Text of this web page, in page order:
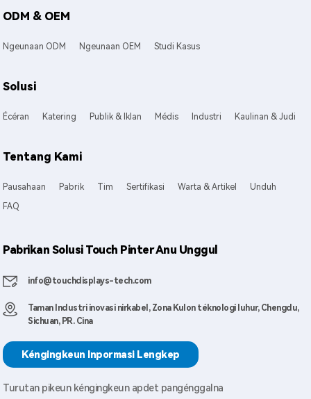
ODM & OEM
Ngeunaan ODM Ngeunaan OEM Studi Kasus
Solusi
Écéran Katering Publik & Iklan Médis Industri Kaulinan & Judi
Tentang Kami
Pausahaan Pabrik Tim Sertifikasi Warta & Artikel
Unduh
FAQ
Pabrikan Solusi Touch Pinter Anu Unggul
info@touchdisplays-tech.com
Taman Industri inovasi nirkabel, Zona Kulon téknologi luhur, Chengdu,
Sichuan, PR. Cina
Kéngingkeun Inpormasi Lengkep
Turutan pikeun kéngingkeun apdet pangénggalna